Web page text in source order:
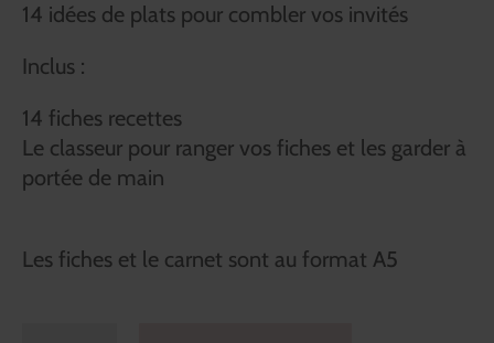
14 idées de plats pour combler vos invités
Inclus :
14 fiches recettes
Le classeur pour ranger vos fiches et les garder à
portée de main
Les fiches et le carnet sont au format A5